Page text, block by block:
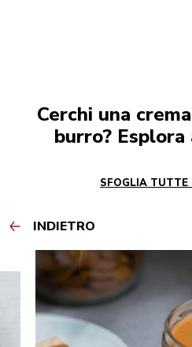
Cerchi una
burro?
SFOGLIA TUTTE
INDIETRO